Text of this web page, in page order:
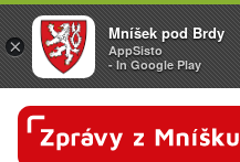
×
Mníšek pod Brdy
AppSisto
- In Google Play